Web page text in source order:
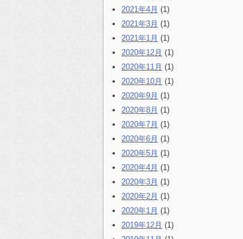
2021年4月 (1)
2021年3月 (1)
2021年1月 (1)
2020年12月 (1)
2020年11月 (1)
2020年10月 (1)
2020年9月 (1)
2020年8月 (1)
2020年7月 (1)
2020年6月 (1)
2020年5月 (1)
2020年4月 (1)
2020年3月 (1)
2020年2月 (1)
2020年1月 (1)
2019年12月 (1)